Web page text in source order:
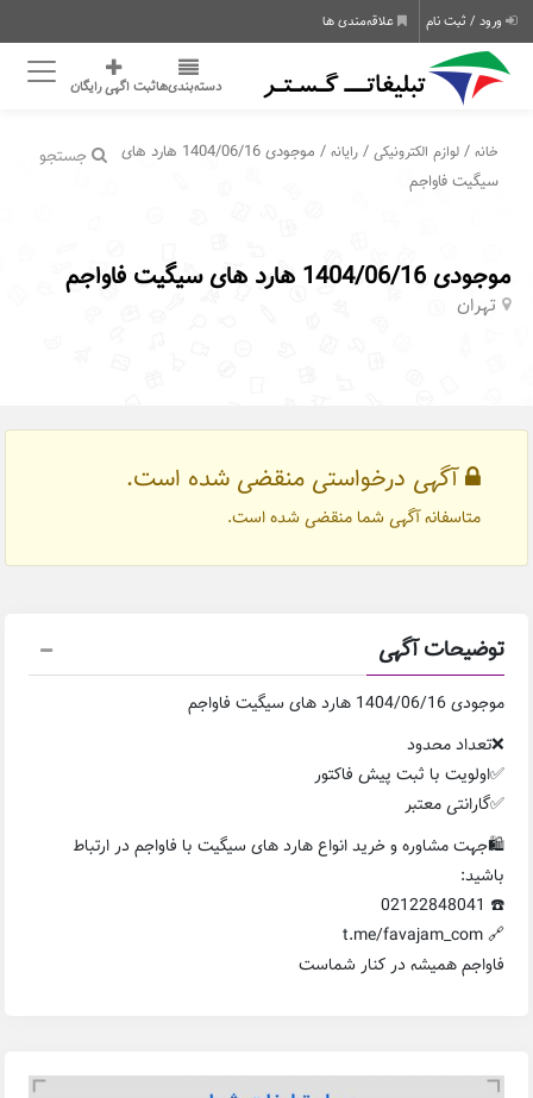
ورود / ثبت نام علاقه‌مندی ها
دسته‌بندی‌هاثبت اگهی رایگان
جستجو خانه /لوازم الکترونیکی /رایانه
/ موجودی 1404/06/16 هارد های
سیگیت فاواجم
موجودی 1404/06/16 هارد های سیگیت فاواجم
تهران
آگهی درخواستی منقضی شده است.
متاسفانه آگهی شما منقضی شده است.
توضیحات آگهی
موجودی 1404/06/16 هارد های سیگیت فاواجم
❌تعداد محدود
✅اولویت با ثبت پیش فاکتور
✅گارانتی معتبر
🛍️جهت مشاوره و خرید انواع هارد های سیگیت با فاواجم در ارتباط
باشید:
☎️ 02122848041
🔗 t.me/favajam_com
فاواجم همیشه در کنار شماست